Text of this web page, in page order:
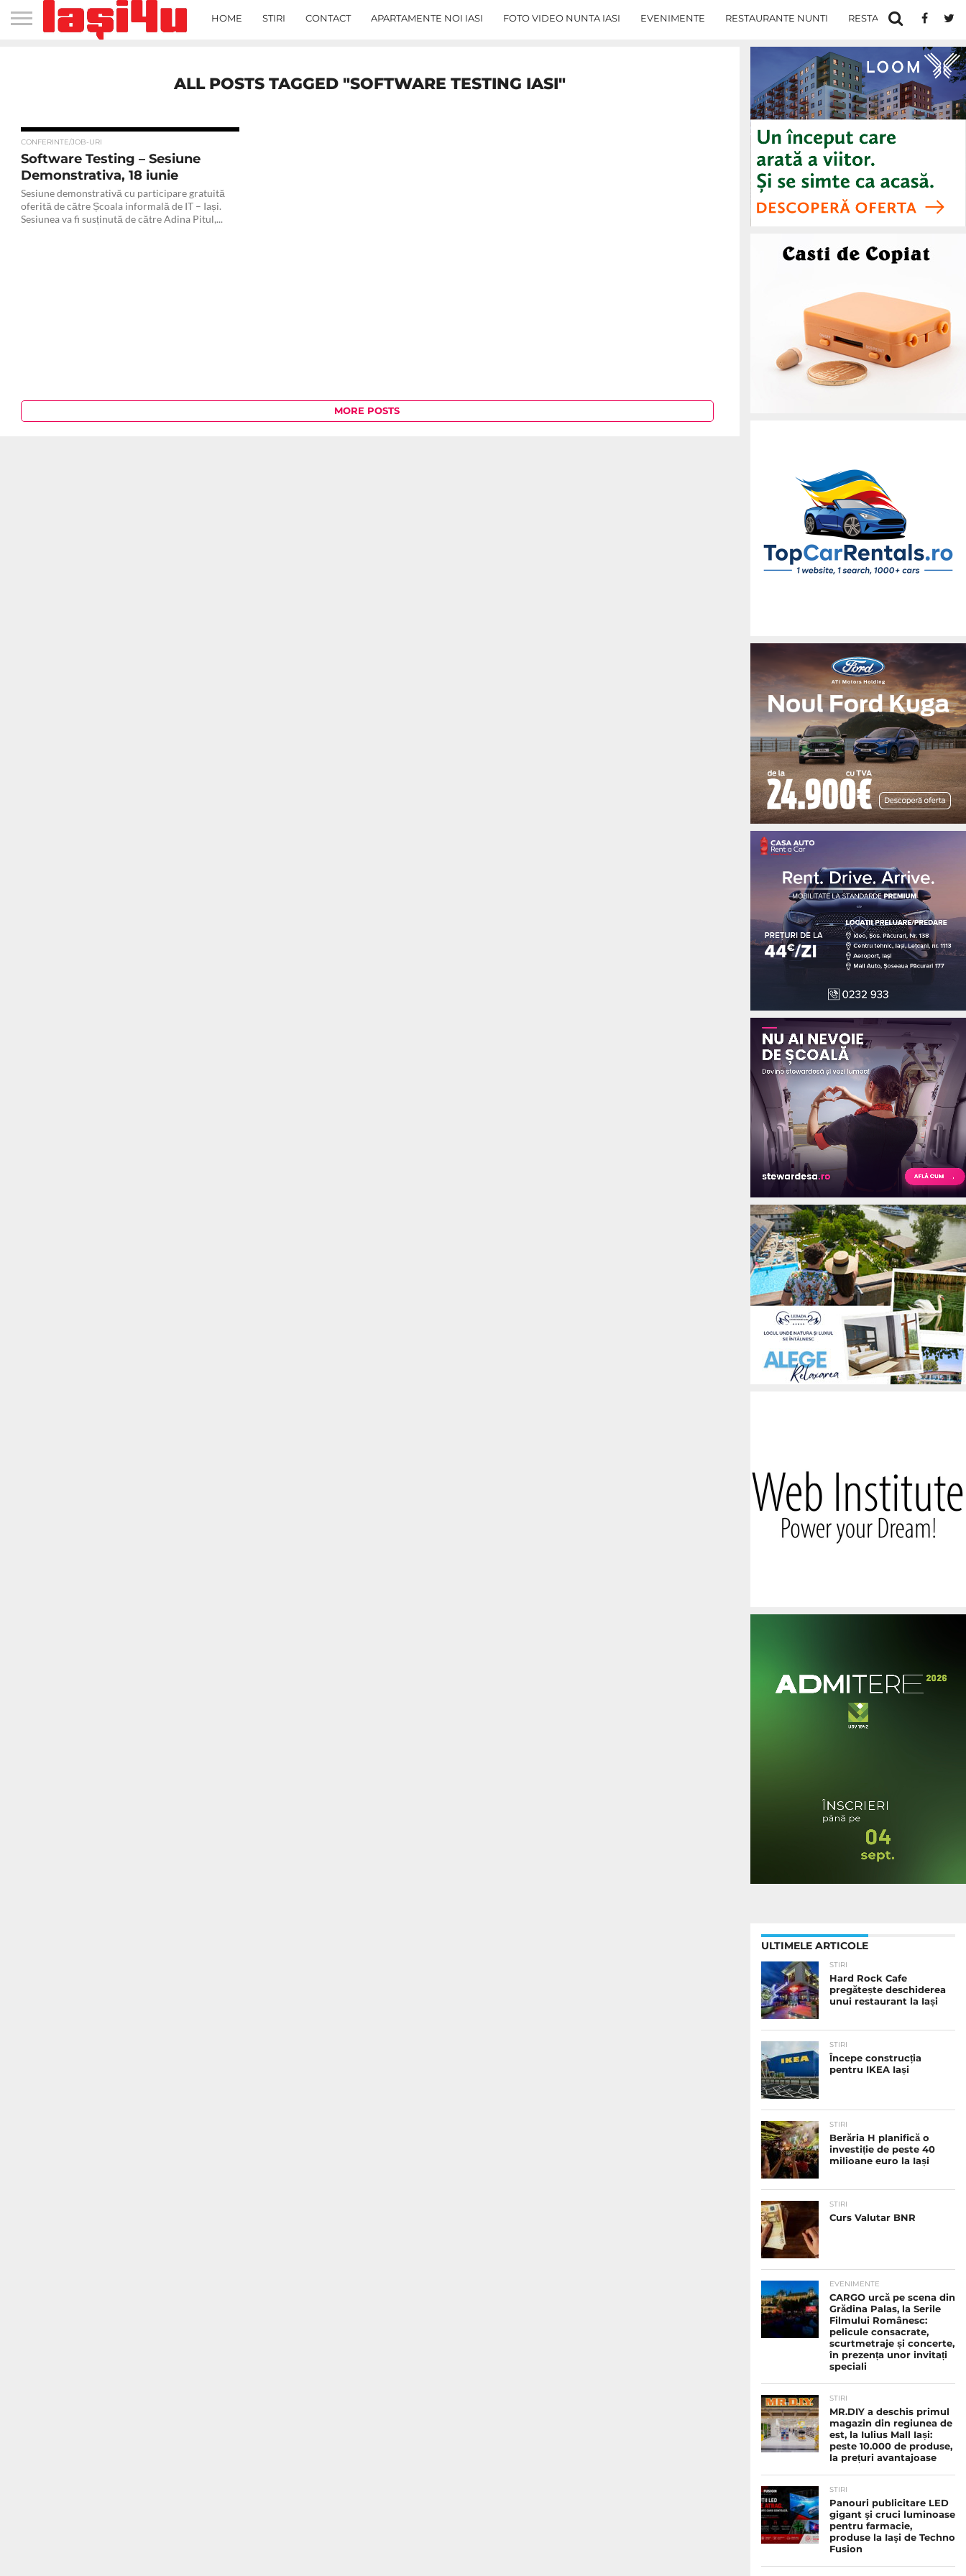
HOME STIRI CONTACT APARTAMENTE NOI IASI FOTO VIDEO NUNTA IASI EVENIMENTE RESTAURANTE NUNTI RESTAURANTE IN IASI
ALL POSTS TAGGED "SOFTWARE TESTING IASI"
CONFERINTE/JOB-URI
Software Testing – Sesiune
Demonstrativa, 18 iunie
Sesiune demonstrativă cu participare gratuită
oferită de către Școala informală de IT – Iași.
Sesiunea va fi susținută de către Adina Pitul,...
MORE POSTS
ULTIMELE ARTICOLE
STIRI
Hard Rock Cafe
pregătește deschiderea
unui restaurant la Iași
STIRI
Începe construcția
pentru IKEA Iași
STIRI
Berăria H planifică o
investiție de peste 40
milioane euro la Iași
STIRI
Curs Valutar BNR
EVENIMENTE
CARGO urcă pe scena din
Grădina Palas, la Serile
Filmului Românesc:
pelicule consacrate,
scurtmetraje și concerte,
în prezența unor invitați
speciali
STIRI
MR.DIY a deschis primul
magazin din regiunea de
est, la Iulius Mall Iași:
peste 10.000 de produse,
la prețuri avantajoase
STIRI
Panouri publicitare LED
gigant şi cruci luminoase
pentru farmacie,
produse la Iaşi de Techno
Fusion